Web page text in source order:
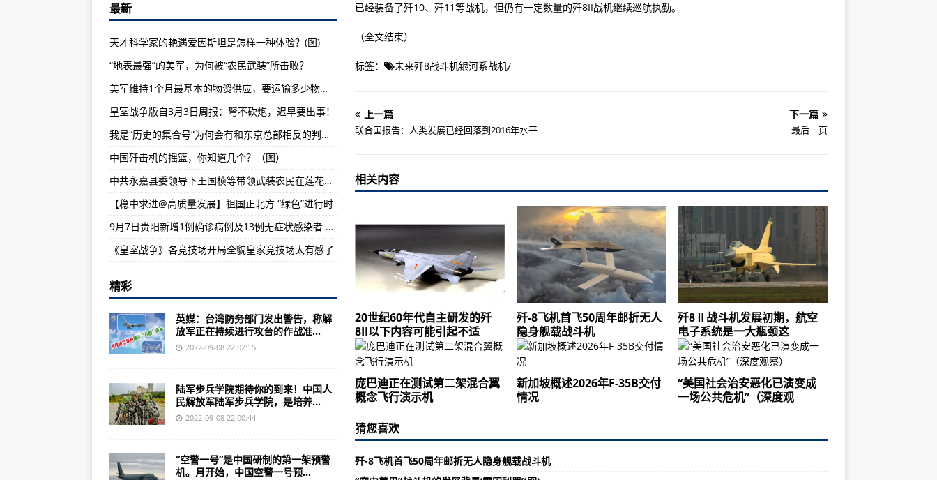
全球最大军用无人机制造商排行榜：波音上榜
美国枪支暴力顽疾难除 恐惧感笼罩开学季
首批歼-6战斗机交付中国空军使用，单座单座、夺取前线局部制空权
歼-20隐身战斗机和歼16重型战斗机混合演练远超以往
2016年10月6日武警反恐特战力量聚焦新时代使命任务
说实在话，在中国战略军力面前，早就没有什么秘密可言
乌克兰空军航空队苏35多用途会挂在KH31P反辐射导弹
“里根”号7月30日至日至.挖掘解密全球最新军武动态
20世纪60年代自主研发的歼8II以下内容可能引起不适
天才科学家的艳遇爱因斯坦是怎样一种体验？(图)
已经装备了歼10、歼11等战机，但仍有一定数量的歼8II战机继续巡航执勤。
（全文结束）
标签： 未来歼8战斗机银河系战机/
上一篇
联合国报告：人类发展已经回落到2016年水平
下一篇
最后一页
相关内容
20世纪60年代自主研发的歼
8II以下内容可能引起不适
歼-8飞机首飞50周年邮折无人
隐身舰载战斗机
歼8Ⅱ战斗机发展初期，航空
电子系统是一大瓶颈这
庞巴迪正在测试第二架混合翼
概念飞行演示机
新加坡概述2026年F-35B交付
情况
“美国社会治安恶化已演变成
一场公共危机”（深度观
猜您喜欢
歼-8飞机首飞50周年邮折无人隐身舰载战斗机
最新
天才科学家的艳遇爱因斯坦是怎样一种体验？(图)
“地表最强”的美军，为何被“农民武装”所击败？
美军维持1个月最基本的物资供应，要运输多少物资？
皇室战争版自3月3日周报：弩不砍炮，迟早要出事！
我是“历史的集合号”为何会有和东京总部相反的判断？
中国歼击机的摇篮，你知道几个？（图）
中共永嘉县委领导下王国桢等带领武装农民在莲花心暴动
【稳中求进@高质量发展】祖国正北方 “绿色”进行时
9月7日贵阳新增1例确诊病例及13例无症状感染者 详情公布
《皇室战争》各竞技场开局全貌皇家竞技场太有感了
精彩
英媒：台湾防务部门发出警告，称解
放军正在持续进行攻台的作战准...
2022-09-08 22:02:15
陆军步兵学院期待你的到来！中国人
民解放军陆军步兵学院，是培养...
2022-09-08 22:00:44
“空警一号”是中国研制的第一架预警
机。月开始，中国空警一号预...